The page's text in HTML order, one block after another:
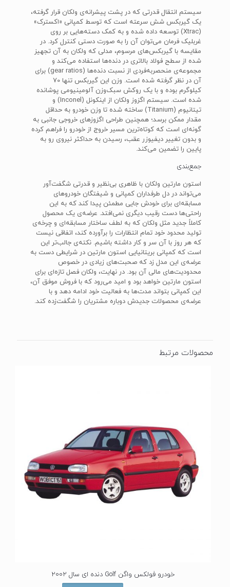
سیستم انتقال قدرتی که در پشت پیشرانه‌ی ولکان قرار گرفته،
یک گیربکس شش سرعته است که توسط کمپانی «اکسترک»
(Xtrac) توسعه داده شده و به کمک دسته‌هایی بر روی
غربلیک فرمان می‌توان آن را به صورت دستی کنترل کرد. در
مقایسه با گیربکس‌های مرسوم، مدلی که ولکان به آن تجهیز
شده از سطح فولاد بالاتری در دنده‌ها استفاده می‌کند و
مجموعه‌ی منحصربه‌فردی از نسبت دنده‌ها (gear ratios) برای
آن در نظر گرفته شده است. وزن این گیربکس تنها 70
کیلوگرم بوده و با یک روکش سبک‌وزن آلومینیومی پوشانده
شده است. سیستم اگزوز ولکان از اینکونل (Inconel) و
تیتانیوم (Titanium) ساخته شده تا وزن خودرو به حداقل
مقدار ممکن برسد؛ همچنین طراحی اگزوزهای خروجی جانبی به
گونه‌ای است که کوتاه‌ترین مسیر خروج از خودرو را فراهم کرده
و بدون تغییر دیفیوزر عقب، رسیدن به حداکثر نیروی رو به
پایین را تضمین می‌کند.
جمع‌بندی
استون مارتین ولکان با ظاهری بی‌نظیر و قدرتی شگفت‌آور
می‌تواند در دل طرفداران کمپانی و شیفتگان خودروهای
مسابقه‌ای برای خودش جایی مطمئن پیدا کند که به این
راحتی‌ها دست رقیب دیگری نمی‌افتد. عرضه‌ی یک محصول
کاملاً جدید مثل ولکان که به لطف ساختار مسابقه‌ای و چرخه‌ی
تولید محدود خود تمام انتظارات را برآورده کند، اتفاقی نیست
که هر روز با آن سر و کار داشته باشیم. نکته‌ی جالب‌تر این
است که کمپانی بریتانیایی استون مارتین در شرایطی دست به
عرضه‌ی این مدل زد که صحبت‌های زیادی در خصوص
محدودیت‌های مالی آن بود. در نهایت، ولکان فصل تازه‌ای برای
استون مارتین خواهد بود و امید می‌رود که با فروش موفق آن،
این کمپانی بتواند مدت‌ها به فعالیت خود ادامه دهد و با
عرضه‌ی محصولات جدیدش دوباره مشتریان را شگفت‌زده کند.
محصولات مرتبط
خودرو فولکس واگن Golf دنده ای سال 2002